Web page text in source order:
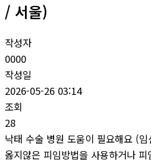
/ 서울)
작성자
0000
작성일
2026-05-26 03:14
조회
28
낙태 수술 병원 도움이 필요해요 (
옳지않은 피임방법을 사용하거나 피